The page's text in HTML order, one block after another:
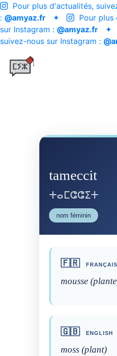
Pour plus d'actualités,
: @amyaz.fr ✦
Pour plus
sur Instagram : @amyaz.fr ✦
suivez-nous sur Instagram :
tameccit
ⵜⴰⵎⵛⵛⵉⵜ
nom féminin
🇫🇷 FRANÇAIS
mousse
🇬🇧 ENGLISH
moss (plant)